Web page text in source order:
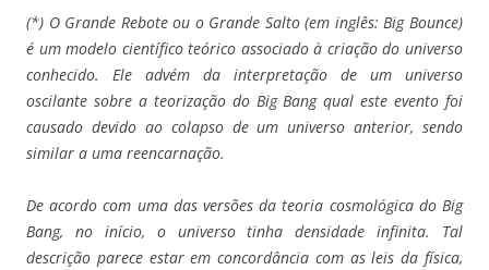
(*) O Grande Rebote ou o Grande Salto (em inglês: Big Bounce)
é um modelo científico teórico associado à criação do universo
conhecido. Ele advém da interpretação de um universo
oscilante sobre a teorização do Big Bang qual este evento foi
causado devido ao colapso de um universo anterior, sendo
similar a uma reencarnação.
De acordo com uma das versões da teoria cosmológica do Big
Bang, no início, o universo tinha densidade infinita. Tal
descrição parece estar em concordância com as leis da física,